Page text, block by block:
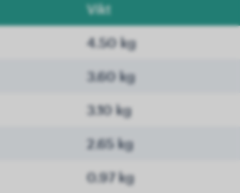
Vikt
4.50 kg
3.60 kg
3.10 kg
2.65 kg
0.97 kg